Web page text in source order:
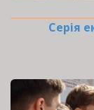
Серія